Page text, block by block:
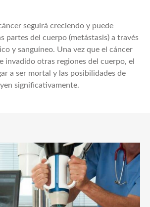
seguirá creciendo y puede
partes del cuerpo (metástasis) a través
y sanguíneo. Una vez que el cáncer
invadido otras regiones del cuerpo, el
a ser mortal y las posibilidades de
significativamente.